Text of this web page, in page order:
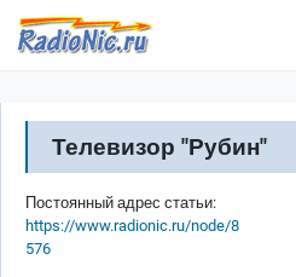
Перейти к основному
Телевизор "Рубин"
Постоянный адрес статьи:
https://www.radionic.ru/node/8
576